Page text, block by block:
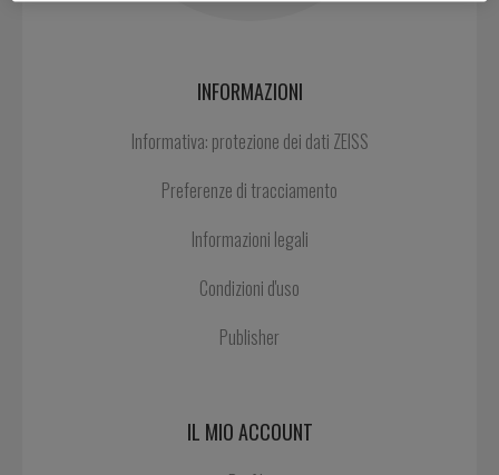
INFORMAZIONI
Informativa: protezione dei dati ZEISS
Preferenze di tracciamento
Informazioni legali
Condizioni d'uso
Publisher
IL MIO ACCOUNT